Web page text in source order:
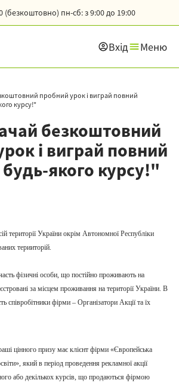
(безкоштовно) пн-сб: з 9:00 до 19:00
Вхід Меню
пробний урок і виграй повний
курсу!"
безкоштовний
і виграй повний
якого курсу!"
території України окрім Автономної Республіки
терииторій.
фізичні особи, що постійно проживають на
за місцем проживання на території України. В
співробітники фірми – Організатори Акції та їх
цінного призу має клієнт фірми «Європейська
», який в період проведення рекламної акції
або декількох курсів, що продаються фірмою